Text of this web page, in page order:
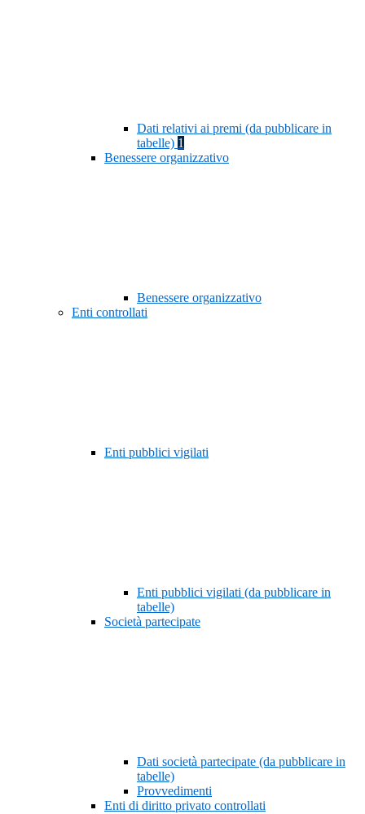
Dati relativi ai premi (da pubblicare in
tabelle) 1
Benessere organizzativo
Benessere organizzativo
Enti controllati
Enti pubblici vigilati
Enti pubblici vigilati (da pubblicare in
tabelle)
Società partecipate
Dati società partecipate (da pubblicare in
tabelle)
Provvedimenti
Enti di diritto privato controllati